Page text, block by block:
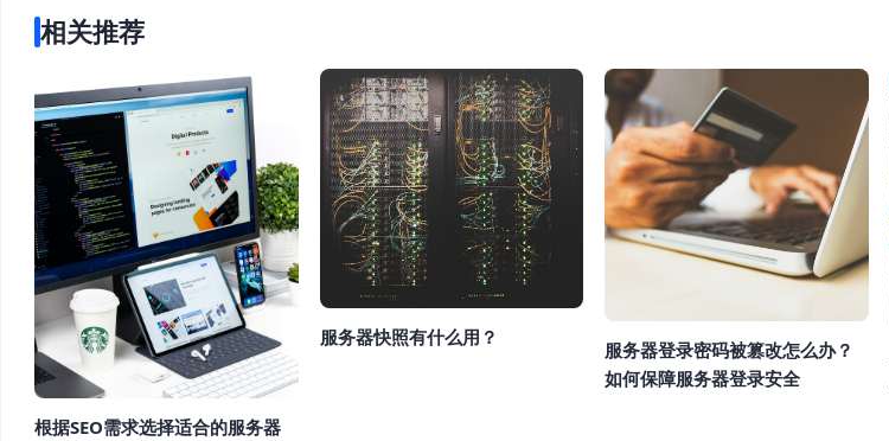
相关推荐
根据SEO需求选择适合的服务器
服务器快照有什么用？
服务器登录密码被篡改怎么办？
如何保障服务器登录安全